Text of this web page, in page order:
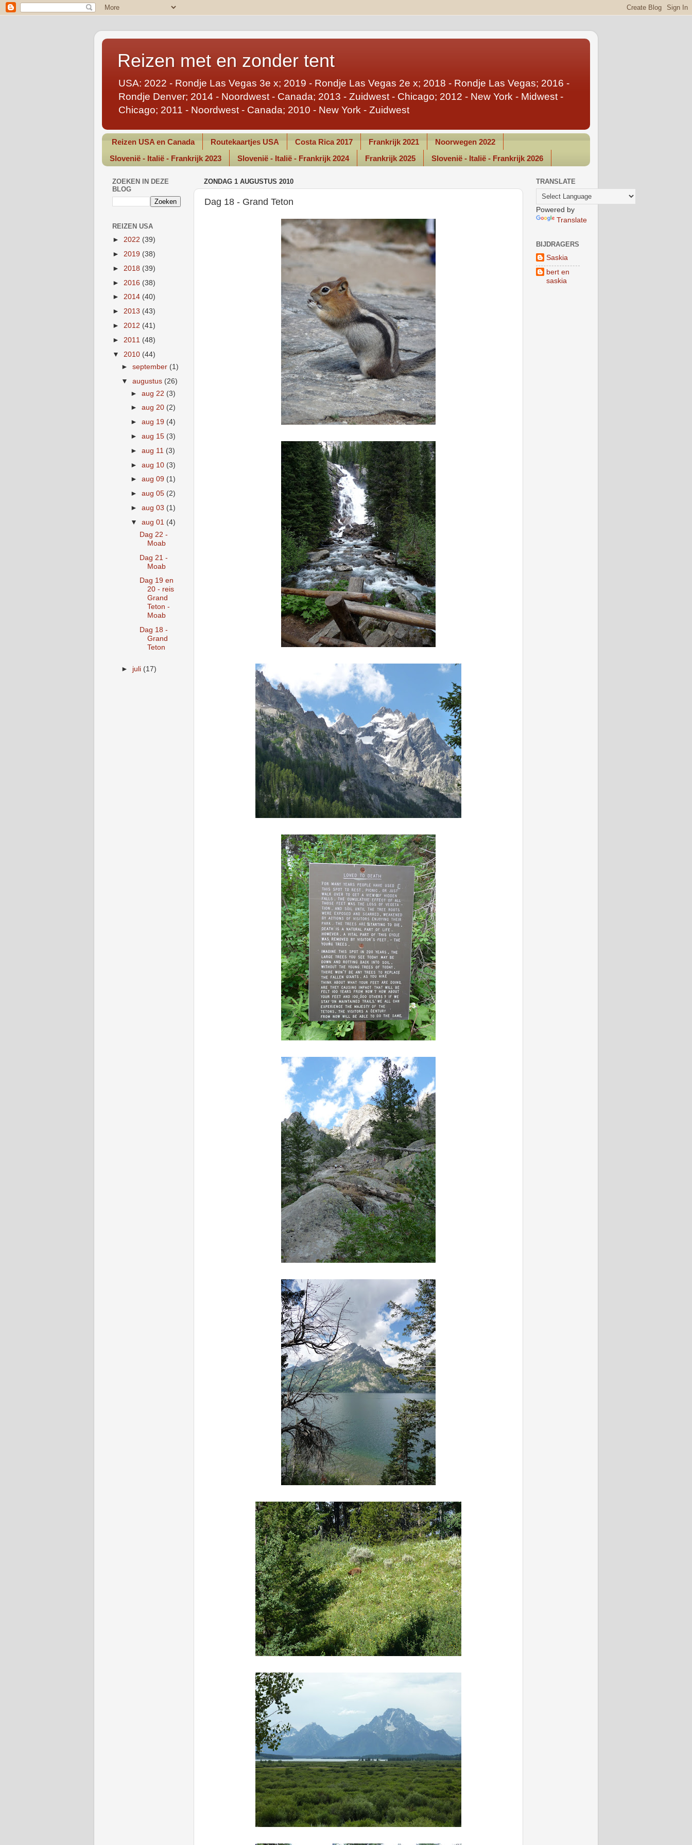
Reizen met en zonder tent
USA: 2022 - Rondje Las Vegas 3e x; 2019 - Rondje Las Vegas 2e x; 2018 - Rondje Las Vegas; 2016 -
Rondje Denver; 2014 - Noordwest - Canada; 2013 - Zuidwest - Chicago; 2012 - New York - Midwest -
Chicago; 2011 - Noordwest - Canada; 2010 - New York - Zuidwest
Reizen USA en Canada Routekaartjes USA Costa Rica 2017 Frankrijk 2021
Noorwegen 2022
Slovenië - Italië - Frankrijk 2023
Slovenië - Italië - Frankrijk 2024 Frankrijk 2025 Slovenië - Italië - Frankrijk 2026
ZONDAG 1 AUGUSTUS 2010
Dag 18 - Grand Teton
ZOEKEN IN DEZE
BLOG
REIZEN USA
► 2022 (39)
► 2019 (38)
► 2018 (39)
► 2016 (38)
► 2014 (40)
► 2013 (43)
► 2012 (41)
► 2011 (48)
▼ 2010 (44)
►september (1)
▼augustus (26)
► aug 22 (3)
► aug 20 (2)
► aug 19 (4)
► aug 15 (3)
► aug 11 (3)
► aug 10 (3)
► aug 09 (1)
► aug 05 (2)
► aug 03 (1)
▼ aug 01 (4)
Dag 22 -
Moab
Dag 21 -
Moab
Dag 19 en
20 - reis
Grand
Teton -
Moab
Dag 18 -
Grand
Teton
► juli (17)
TRANSLATE
Powered by
Translate
BIJDRAGERS
Saskia
bert en
saskia